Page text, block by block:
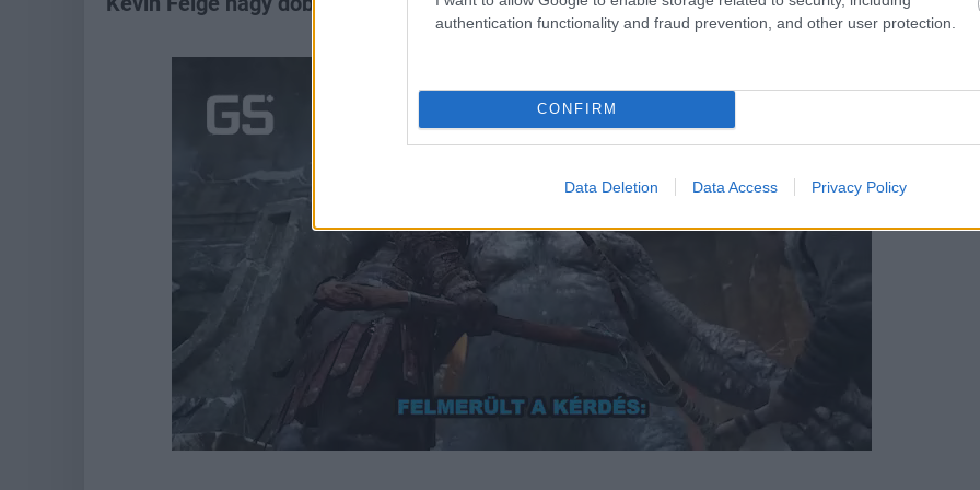
authentication functionality and fraud prevention, and other user protection.
CONFIRM
Data Deletion Data Access Privacy Policy
Unmute
38.68%